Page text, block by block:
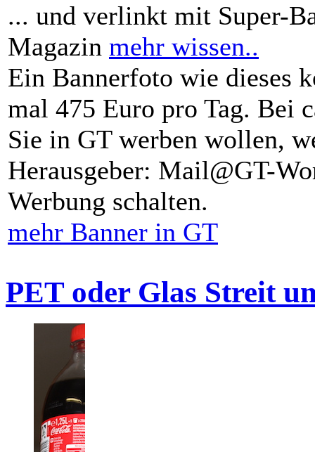
... und verlinkt mit Super-
Magazin mehr wissen..
Ein Bannerfoto wie dieses
mal 475 Euro pro Tag. Bei
Sie in GT werben wollen,
Herausgeber: Mail@GT-
Werbung schalten.
mehr Banner in GT
PET oder Glas Streit